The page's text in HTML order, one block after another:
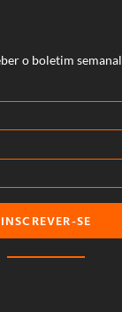
o boletim semanal
INSCREVER-SE